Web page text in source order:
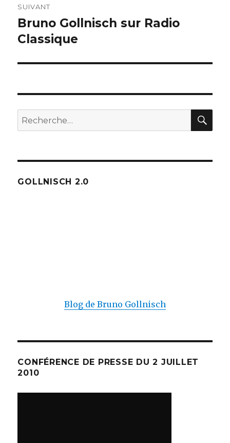
SUIVANT
Publication
suivante :
Bruno Gollnisch sur Radio
Classique
Recherche
pour :
GOLLNISCH 2.0
Blog de Bruno Gollnisch
CONFÉRENCE DE PRESSE DU 2 JUILLET
2010